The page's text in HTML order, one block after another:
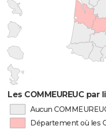
Les COMMEUREUC
Aucun
Département où les